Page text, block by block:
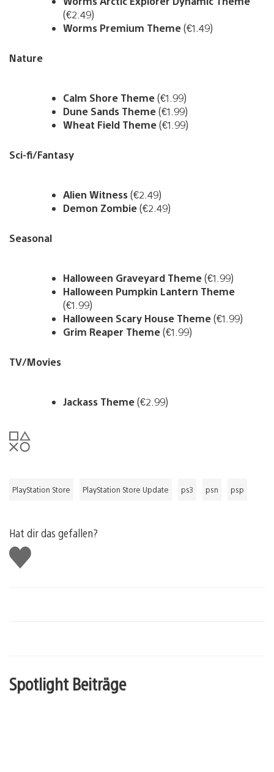
(€2.49)
Worms Premium Theme(€1.49)
Nature
Calm Shore Theme(€1.99)
Dune Sands Theme(€1.99)
Wheat Field Theme(€1.99)
Sci-fi/Fantasy
Alien Witness(€2.49)
Demon Zombie(€2.49)
Seasonal
Halloween Graveyard Theme(€1.99)
Halloween Pumpkin Lantern Theme
(€1.99)
Halloween Scary House Theme(€1.99)
Grim Reaper Theme(€1.99)
TV/Movies
Jackass Theme(€2.99)
PlayStation Store PlayStation Store Update ps3 psn psp
Hat dir das gefallen?
Gefällt
mir
Spotlight Beiträge